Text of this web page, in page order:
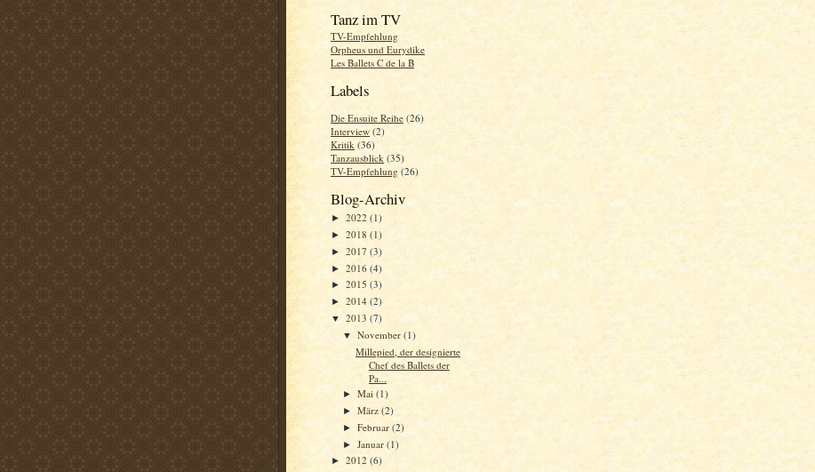
Tanz im TV
TV-Empfehlung
Orpheus und Eurydike
Les Ballets C de la B
Labels
Die Ensuite Reihe (26)
Interview (2)
Kritik (36)
Tanzausblick (35)
TV-Empfehlung (26)
Blog-Archiv
► 2022 (1)
► 2018 (1)
► 2017 (3)
► 2016 (4)
► 2015 (3)
► 2014 (2)
▼ 2013 (7)
▼November(1)
Millepied, der designierte
Chef des Ballets der
Pa...
►Mai(1)
►März(2)
►Februar(2)
►Januar(1)
► 2012 (6)